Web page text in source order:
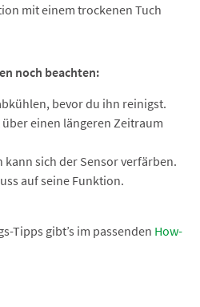
mit einem trockenen Tuch
noch beachten:
bevor du ihn reinigst.
einen längeren Zeitraum
kann sich der Sensor verfärben.
auf seine Funktion.
Tipps gibt’s im passenden How-